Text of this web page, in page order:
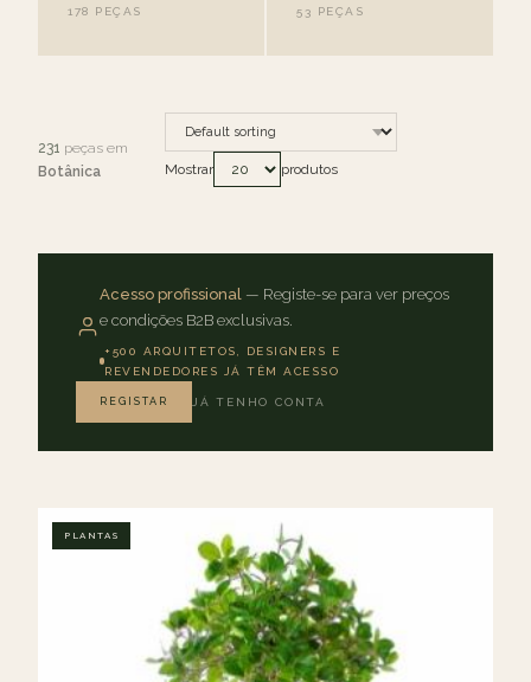
178 PEÇAS 53 PEÇAS
231 peças em
Botânica
Mostrar produtos
Acesso profissional — Registe-se para ver preços
e condições B2B exclusivas.
+500 ARQUITETOS, DESIGNERS E
REVENDEDORES JÁ TÊM ACESSO
REGISTAR JÁ TENHO CONTA
PLANTAS